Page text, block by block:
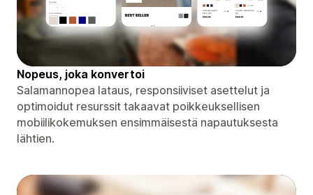
Nopeus, joka konvertoi
Salamannopea lataus, responsiiviset asettelut ja
optimoidut resurssit takaavat poikkeuksellisen
mobiilikokemuksen ensimmäisestä napautuksesta
lähtien.